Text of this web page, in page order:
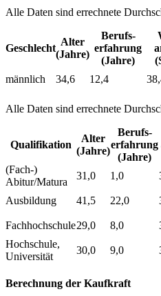
Alle Daten sind errechnete
Geschlecht
Alter
(Jahre)
Berufs­
erfahrung
(Jahre)
männlich 34,6 12,4
Alle Daten sind errechnete
Qualifikation
Alter
(Jahre)
Berufs­
erfahrung
(Jahre)
(Fach-)
Abitur/Matura
31,0 1,0
Ausbildung
41,5 22,0
Fachhochschule29,0 8,0
Hochschule,
Universität
30,0 9,0
Berechnung der Kaufkraft